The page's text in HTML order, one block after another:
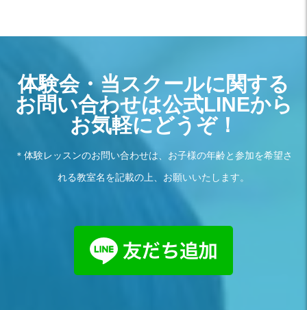
体験会・当スクールに関する
お問い合わせは公式LINEから
お気軽にどうぞ！
＊体験レッスンのお問い合わせは、お子様の年齢と参加を希望さ
れる教室名を記載の上、お願いいたします。